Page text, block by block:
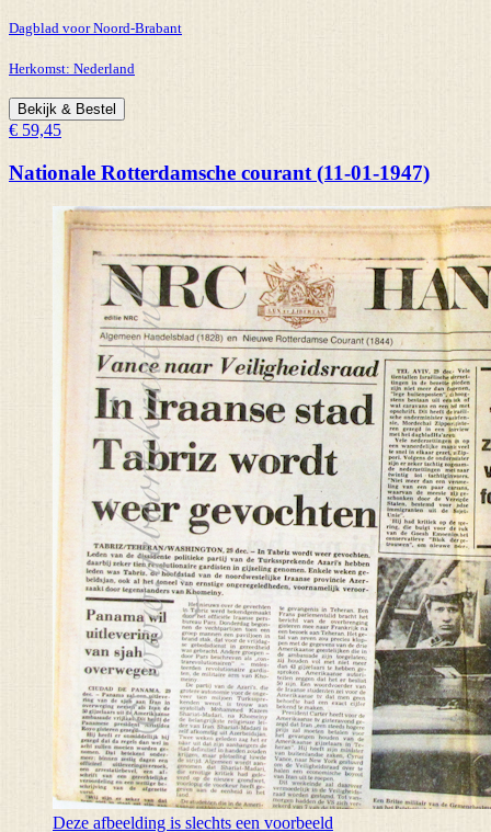
Dagblad voor Noord-Brabant
Herkomst: Nederland
Bekijk & Bestel
€ 59,45
Nationale Rotterdamsche courant (11-01-1947)
Deze afbeelding is slechts een voorbeeld